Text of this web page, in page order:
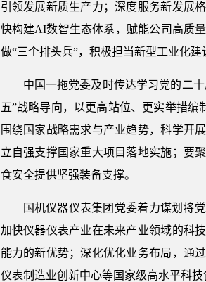
引领发展新质生产力；深度服务新发展
快构建AI数智生态体系，赋能公司高质
做“三个排头兵”，积极担当新型工业化
中国一拖党委及时传达学习党的二
五”战略导向，以更高站位、更实举措
围绕国家战略需求与产业趋势，科学开
立自强支撑国家重大项目落地实施；要
食安全提供坚强装备支撑。
国机仪器仪表集团党委着力谋划将
加快仪器仪表产业在未来产业领域的科
能力的新优势；深化优化业务布局，通
仪表制造业创新中心等国家级高水平科